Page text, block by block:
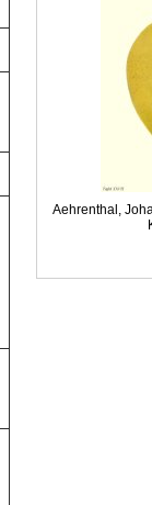
Aehrenthal,